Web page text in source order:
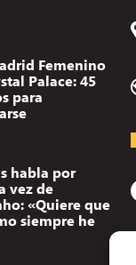
Femenino
Palace: 45
para
habla por
vez de
«Quiere que
siempre he